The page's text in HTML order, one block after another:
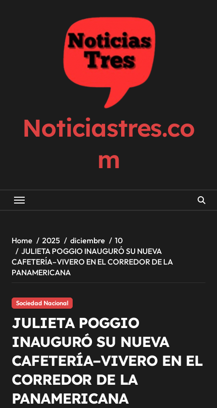
Noticiastres.co
m
Home 2025 diciembre
10
JULIETA POGGIO INAUGURÓ SU NUEVA
CAFETERÍA–VIVERO EN EL CORREDOR DE LA
PANAMERICANA
Sociedad Nacional
JULIETA POGGIO
INAUGURÓ SU NUEVA
CAFETERÍA–VIVERO EN EL
CORREDOR DE LA
PANAMERICANA